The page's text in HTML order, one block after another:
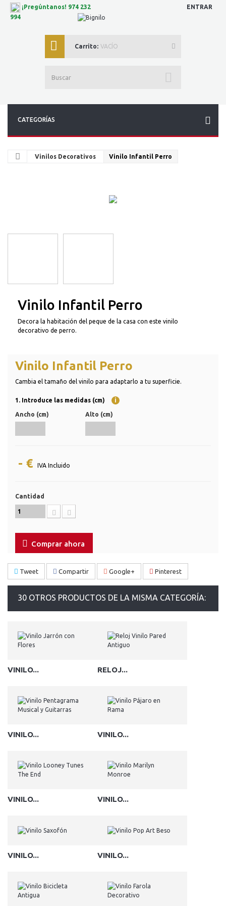
ENTRAR
Carrito: VACÍO
CATEGORÍAS
¡Pregúntanos! 974 232
994
Vinilos Decorativos Vinilo Infantil Perro
Vinilo Infantil Perro
Decora la habitación del peque de la casa con este vinilo
decorativo de perro.
Vinilo Infantil Perro
Cambia el tamaño del vinilo para adaptarlo a tu superficie.
1. Introduce las medidas (cm) i
Ancho (cm) Alto (cm)
- € IVA Incluido
Cantidad
Comprar ahora
Tweet Compartir Google+ Pinterest
30 OTROS PRODUCTOS DE LA MISMA CATEGORÍA:
VINILO... RELOJ...
VINILO... VINILO...
VINILO... VINILO...
VINILO... VINILO...